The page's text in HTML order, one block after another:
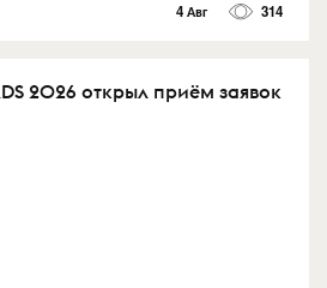
4 Авг 314
2026 открыл приём заявок